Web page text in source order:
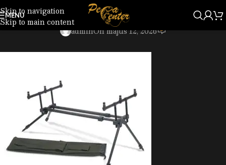
Skip to navigation
Skip to main content
MENU 7141814.jpg
adminOn május 12, 2026